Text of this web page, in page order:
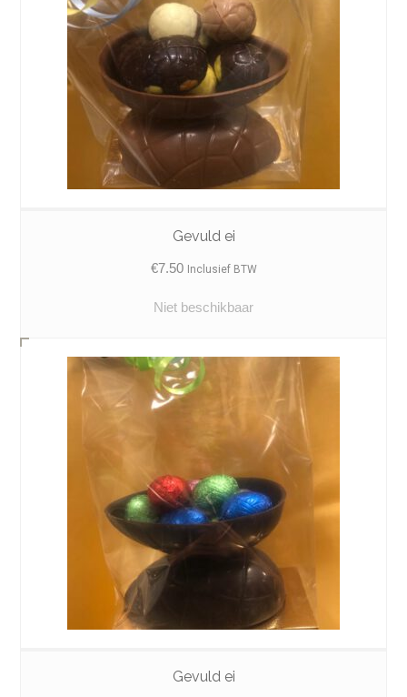
Gevuld ei
€7.50 Inclusief BTW
Niet beschikbaar
Gevuld ei